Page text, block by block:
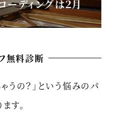
ーディングは２月
無料診断
うの？」という悩みのパ
す。